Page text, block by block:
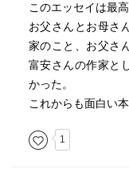
このエッセイは最高
お父さんとお母さ
家のこと、お父さ
富安さんの作家と
かった。
これからも面白い
1